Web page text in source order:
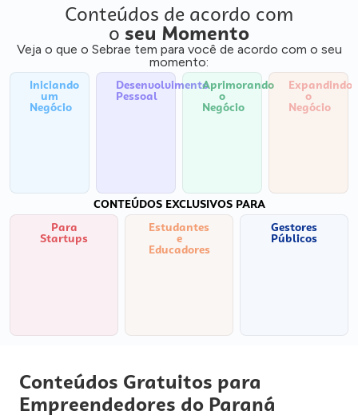
Conteúdos de acordo com
o seu Momento
Veja o que o Sebrae tem para você de acordo com o seu
momento:
Iniciando
um
Negócio
Desenvolvimento
Pessoal
Aprimorando
o
Negócio
Expandindo
o
Negócio
CONTEÚDOS EXCLUSIVOS PARA
Para
Startups
Estudantes
e
Educadores
Gestores
Públicos
Conteúdos Gratuitos para
Empreendedores do Paraná